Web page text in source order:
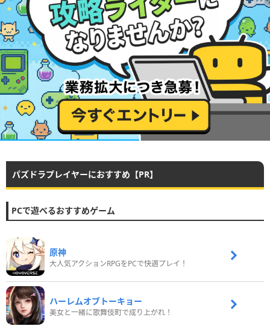
パズドラプレイヤーにおすすめ【PR】
PCで遊べるおすすめゲーム
原神
大人気アクションRPGをPCで快適プレイ！
ハーレムオブトーキョー
美女と一緒に歌舞伎町で成り上がれ！